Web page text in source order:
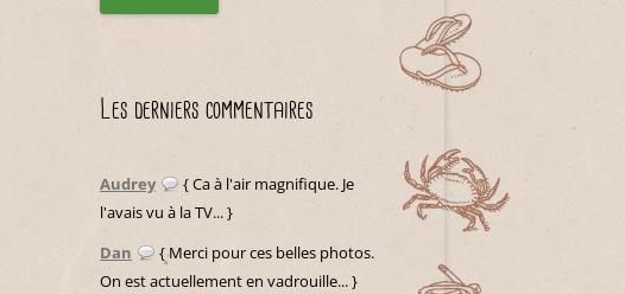
Les derniers commentaires
Audrey
{ Ca à l'air magnifique. Je
l'avais vu à la TV... }
Dan
{ Merci pour ces belles photos.
On est actuellement en vadrouille... }